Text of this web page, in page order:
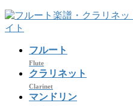
コ
ン
ナ
ビ
フルート
Flute
クラリネット
Clarinet
マンドリン